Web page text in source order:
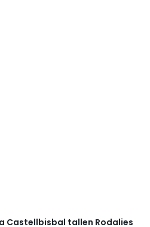
Castellbisbal tallen Rodalies